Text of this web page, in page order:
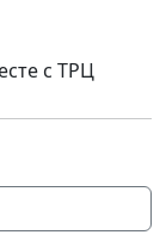
с ТРЦ